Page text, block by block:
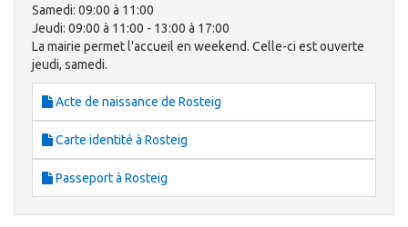
Samedi: 09:00 à 11:00
Jeudi: 09:00 à 11:00 - 13:00 à 17:00
La mairie permet l'accueil en weekend. Celle-ci est ouverte
jeudi, samedi.
Acte de naissance de Rosteig
Carte identité à Rosteig
Passeport à Rosteig